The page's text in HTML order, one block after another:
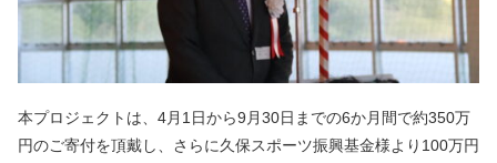
本プロジェクトは、4月1日から9月30日までの6か月間で約350万
円のご寄付を頂戴し、さらに久保スポーツ振興基金様より100万円